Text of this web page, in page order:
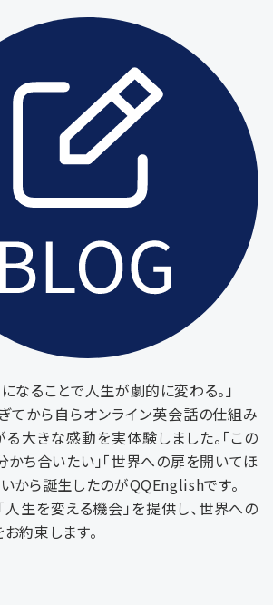
なることで人生が劇的に変わる。」
てから自らオンライン英会話の仕組み
る大きな感動を実体験しました。「この
かち合いたい」「世界への扉を開いてほ
から誕生したのがQQEnglishです。
人生を変える機会」を提供し、世界への
約束します。